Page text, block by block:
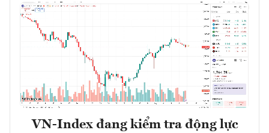
VN-Index đang kiểm tra động lực